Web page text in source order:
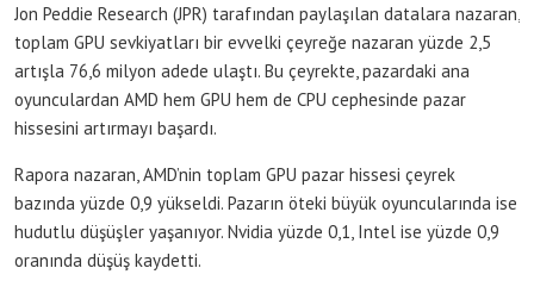
Jon Peddie Research (JPR) tarafından paylaşılan datalara nazaran,
toplam GPU sevkiyatları bir evvelki çeyreğe nazaran yüzde 2,5
artışla 76,6 milyon adede ulaştı. Bu çeyrekte, pazardaki ana
oyunculardan AMD hem GPU hem de CPU cephesinde pazar
hissesini artırmayı başardı.
Rapora nazaran, AMD’nin toplam GPU pazar hissesi çeyrek
bazında yüzde 0,9 yükseldi. Pazarın öteki büyük oyuncularında ise
hudutlu düşüşler yaşanıyor. Nvidia yüzde 0,1, Intel ise yüzde 0,9
oranında düşüş kaydetti.